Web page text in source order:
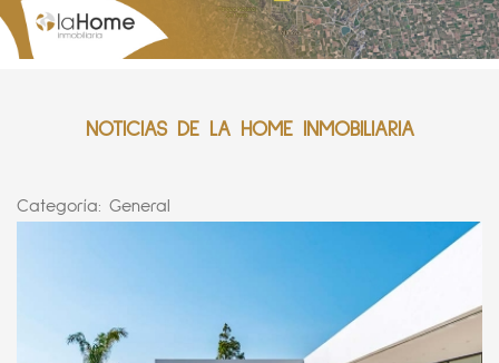
NOTICIAS DE LA HOME INMOBILIARIA
Categoría: General